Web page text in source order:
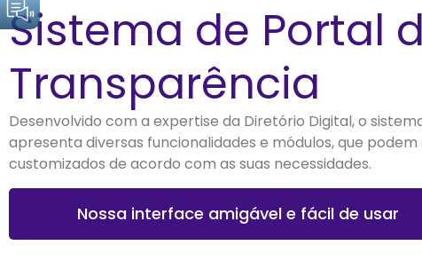
Sistema de Portal
Transparência
Desenvolvido com a expertise da Diretório Digital, o
apresenta diversas funcionalidades e módulos, que podem
customizados de acordo com as suas necessidades.
Nossa interface amigável e fácil de usar